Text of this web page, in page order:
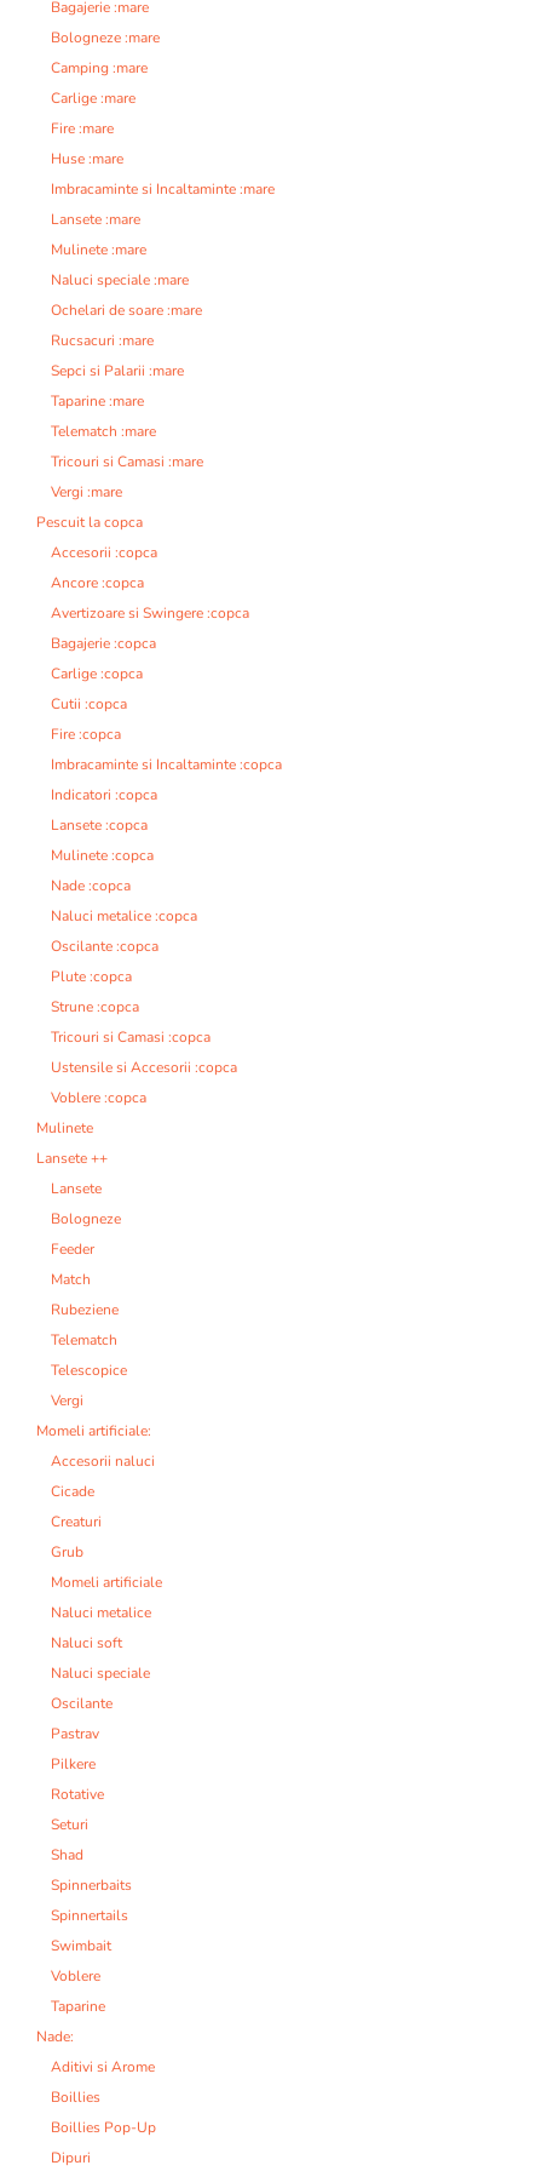
Bagajerie :mare
Bologneze :mare
Camping :mare
Carlige :mare
Fire :mare
Huse :mare
Imbracaminte si Incaltaminte :mare
Lansete :mare
Mulinete :mare
Naluci speciale :mare
Ochelari de soare :mare
Rucsacuri :mare
Sepci si Palarii :mare
Taparine :mare
Telematch :mare
Tricouri si Camasi :mare
Vergi :mare
Pescuit la copca
Accesorii :copca
Ancore :copca
Avertizoare si Swingere :copca
Bagajerie :copca
Carlige :copca
Cutii :copca
Fire :copca
Imbracaminte si Incaltaminte :copca
Indicatori :copca
Lansete :copca
Mulinete :copca
Nade :copca
Naluci metalice :copca
Oscilante :copca
Plute :copca
Strune :copca
Tricouri si Camasi :copca
Ustensile si Accesorii :copca
Voblere :copca
Mulinete
Lansete ++
Lansete
Bologneze
Feeder
Match
Rubeziene
Telematch
Telescopice
Vergi
Momeli artificiale:
Accesorii naluci
Cicade
Creaturi
Grub
Momeli artificiale
Naluci metalice
Naluci soft
Naluci speciale
Oscilante
Pastrav
Pilkere
Rotative
Seturi
Shad
Spinnerbaits
Spinnertails
Swimbait
Voblere
Taparine
Nade:
Aditivi si Arome
Boillies
Boillies Pop-Up
Dipuri